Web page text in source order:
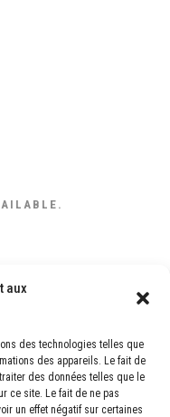
aux
des technologies telles que
des appareils. Le fait de
des données telles que le
ce site. Le fait de ne pas
un effet négatif sur certaines